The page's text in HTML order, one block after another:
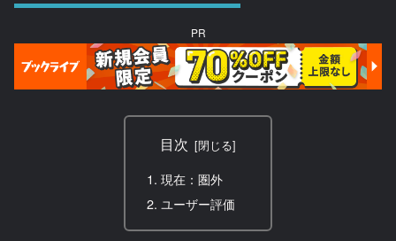
PR
目次
現在：圏外
ユーザー評価